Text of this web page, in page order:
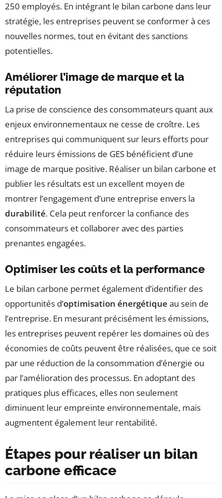
250 employés. En intégrant le bilan carbone dans leur
stratégie, les entreprises peuvent se conformer à ces
nouvelles normes, tout en évitant des sanctions
potentielles.
Améliorer l’image de marque et la
réputation
La prise de conscience des consommateurs quant aux
enjeux environnementaux ne cesse de croître. Les
entreprises qui communiquent sur leurs efforts pour
réduire leurs émissions de GES bénéficient d’une
image de marque positive. Réaliser un bilan carbone et
publier les résultats est un excellent moyen de
montrer l’engagement d’une entreprise envers la
durabilité. Cela peut renforcer la confiance des
consommateurs et collaborer avec des parties
prenantes engagées.
Optimiser les coûts et la performance
Le bilan carbone permet également d’identifier des
opportunités d’optimisation énergétique au sein de
l’entreprise. En mesurant précisément les émissions,
les entreprises peuvent repérer les domaines où des
économies de coûts peuvent être réalisées, que ce soit
par une réduction de la consommation d’énergie ou
par l’amélioration des processus. En adoptant des
pratiques plus efficaces, elles non seulement
diminuent leur empreinte environnementale, mais
augmentent également leur rentabilité.
Étapes pour réaliser un bilan
carbone efficace